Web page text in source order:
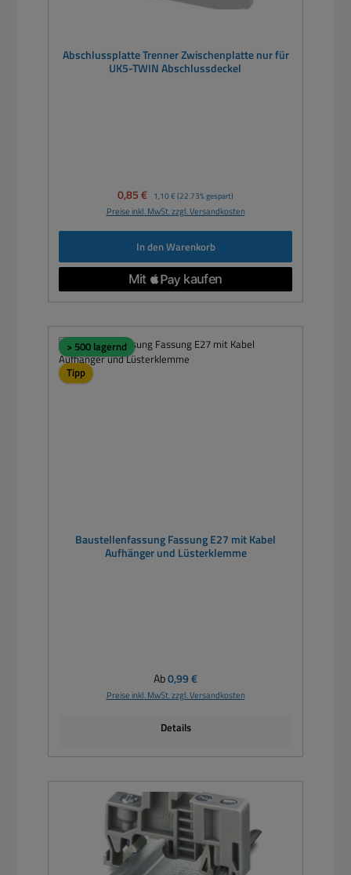
Abschlussplatte Trenner Zwischenplatte nur für
UK5-TWIN Abschlussdeckel
Verkaufspreis:
0,85 € Regulärer Preis:
1,10 € (22.73% gespart)
Preise inkl. MwSt. zzgl. Versandkosten
In den Warenkorb
> 500 lagernd
Tipp
Baustellenfassung Fassung E27 mit Kabel
Aufhänger und Lüsterklemme
Regulärer Preis:
Ab0,99 €
Preise inkl. MwSt. zzgl. Versandkosten
Details